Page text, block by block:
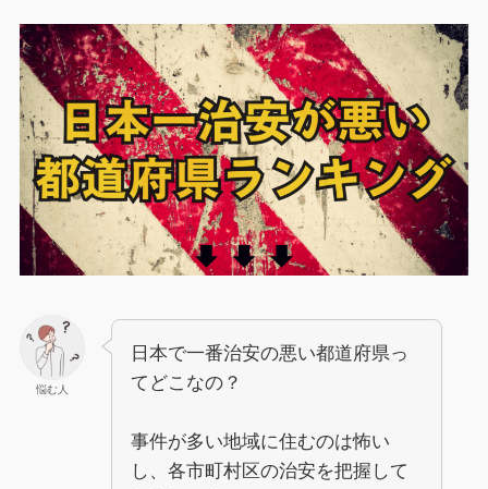
悩む人
日本で一番治安の悪い都道府県っ
てどこなの？
事件が多い地域に住むのは怖い
し、各市町村区の治安を把握して